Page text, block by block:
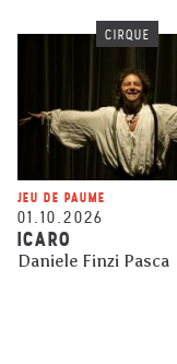
CIRQUE
JEU DE PAUME
01.10.2026
ICARO
Daniele Finzi Pasca